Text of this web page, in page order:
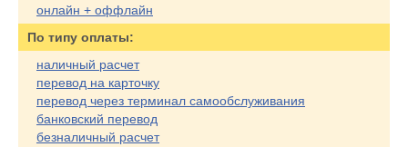
онлайн + оффлайн
По типу оплаты:
наличный расчет
перевод на карточку
перевод через терминал самообслуживания
банковский перевод
безналичный расчет